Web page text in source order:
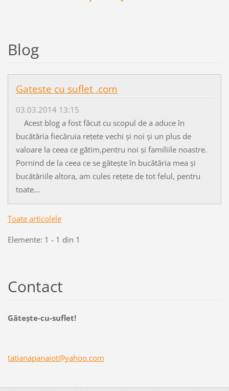
Blog
Gateste cu suflet .com
03.03.2014 13:15
Acest blog a fost făcut cu scopul de a aduce în
bucătăria fiecăruia rețete vechi și noi și un plus de
valoare la ceea ce gătim,pentru noi și familiile noastre.
Pornind de la ceea ce se gătește în bucătăria mea și
bucătăriile altora, am cules rețete de tot felul, pentru
toate...
Toate articolele
Elemente: 1 - 1 din 1
Contact
Găteşte-cu-suflet!
tatianapanaiot@yahoo.com